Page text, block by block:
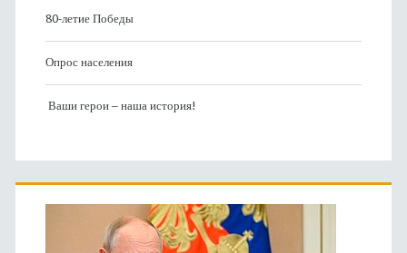
80-летие Победы
Опрос населения
Ваши герои – наша история!